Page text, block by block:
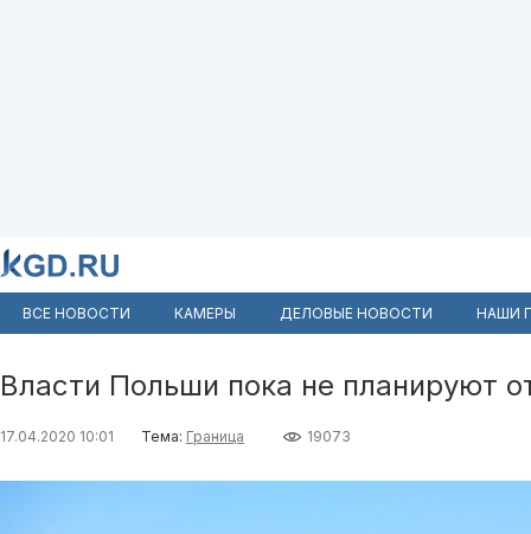
ВСЕ НОВОСТИ КАМЕРЫ ДЕЛОВЫЕ НОВОСТИ НАШИ
Власти Польши пока не планируют
17.04.2020 10:01 Тема: Граница 19073